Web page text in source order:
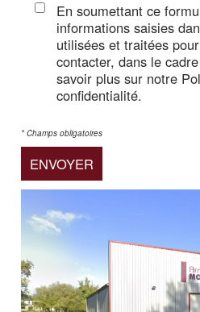
En soumettant ce
informations saisies
utilisées et traitées
contacter, dans le
savoir plus sur notre
confidentialité.
* Champs obligatoires